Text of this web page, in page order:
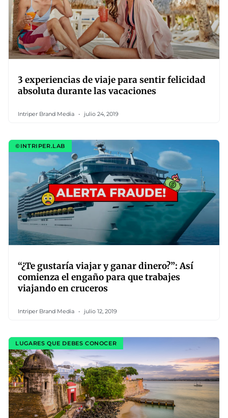
3 experiencias de viaje para sentir felicidad
absoluta durante las vacaciones
Intriper Brand Media julio 24, 2019
©INTRIPER.LAB
“¿Te gustaría viajar y ganar dinero?”: Así
comienza el engaño para que trabajes
viajando en cruceros
Intriper Brand Media julio 12, 2019
LUGARES QUE DEBES CONOCER